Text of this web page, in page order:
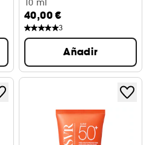
10 ml
40,00 €
3
Añadir